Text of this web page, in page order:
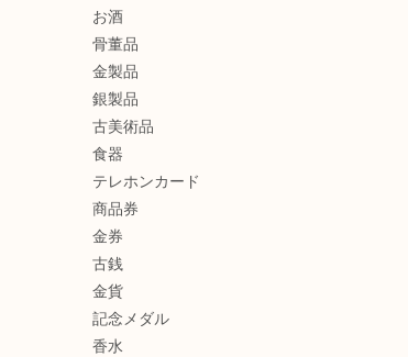
お酒
骨董品
金製品
銀製品
古美術品
食器
テレホンカード
商品券
金券
古銭
金貨
記念メダル
香水